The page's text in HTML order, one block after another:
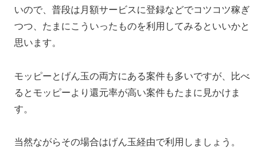
いので、普段は月額サービスに登録などでコツコツ稼ぎ
つつ、たまにこういったものを利用してみるといいかと
思います。
モッピーとげん玉の両方にある案件も多いですが、比べ
るとモッピーより還元率が高い案件もたまに見かけま
す。
当然ながらその場合はげん玉経由で利用しましょう。